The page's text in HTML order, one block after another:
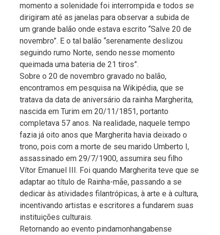
momento a solenidade foi interrompida e todos se
dirigiram até as janelas para observar a subida de
um grande balão onde estava escrito “Salve 20 de
novembro”. E o tal balão “serenamente deslizou
seguindo rumo Norte, sendo nesse momento
queimada uma bateria de 21 tiros”.
Sobre o 20 de novembro gravado no balão,
encontramos em pesquisa na Wikipédia, que se
tratava da data de aniversário da rainha Margherita,
nascida em Turim em 20/11/1851, portanto
completava 57 anos. Na realidade, naquele tempo
fazia já oito anos que Margherita havia deixado o
trono, pois com a morte de seu marido Umberto I,
assassinado em 29/7/1900, assumira seu filho
Vítor Emanuel III. Foi quando Margherita teve que se
adaptar ao título de Rainha-mãe, passando a se
dedicar às atividades filantrópicas, à arte e à cultura,
incentivando artistas e escritores a fundarem suas
instituições culturais.
Retornando ao evento pindamonhangabense